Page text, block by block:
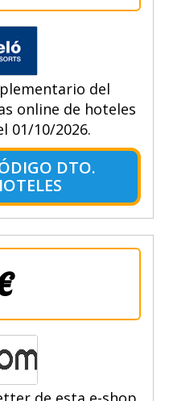
del
online de hoteles
01/10/2026.
DTO.